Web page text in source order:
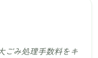
ごみ処理手数料をキ